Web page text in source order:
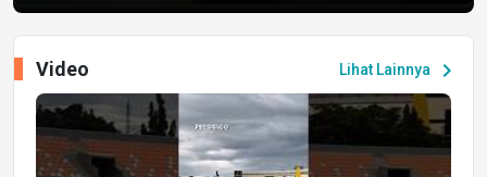
Lihat Lainnya chevron_right
Video